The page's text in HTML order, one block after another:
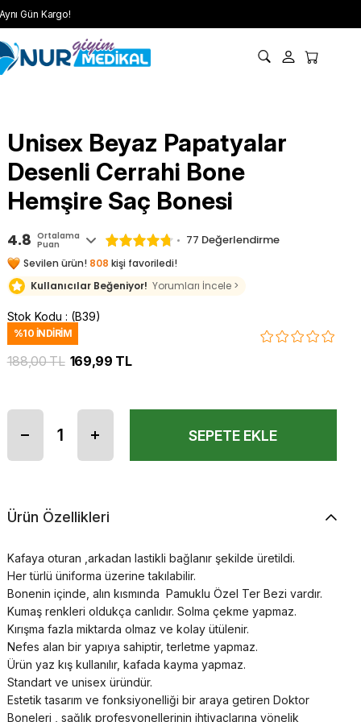
Gün Kargo!
Unisex Beyaz Papatyalar
Desenli Cerrahi Bone
Hemşire Saç Bonesi
4.8 Ortalama
Puan 77 Değerlendirme
Sevilen ürün! 808 kişi favoriledi!
Kullanıcılar Beğeniyor! Yorumları İncele >
Stok Kodu (B39)
%10 İNDIRIM
188,00 TL 169,99 TL
Ürün Özellikleri
Kafaya oturan ,arkadan lastikli bağlanır şekilde üretildi.
Her türlü üniforma üzerine takılabilir.
Bonenin içinde, alın kısmında Pamuklu Özel Ter Bezi vardır.
Kumaş renkleri oldukça canlıdır. Solma çekme yapmaz.
Kırışma fazla miktarda olmaz ve kolay ütülenir.
Nefes alan bir yapıya sahiptir, terletme yapmaz.
Ürün yaz kış kullanılır, kafada kayma yapmaz.
Standart ve unisex üründür.
Estetik tasarım ve fonksiyonelliği bir araya getiren Doktor
Boneleri , sağlık profesyonellerinin ihtiyaçlarına yönelik